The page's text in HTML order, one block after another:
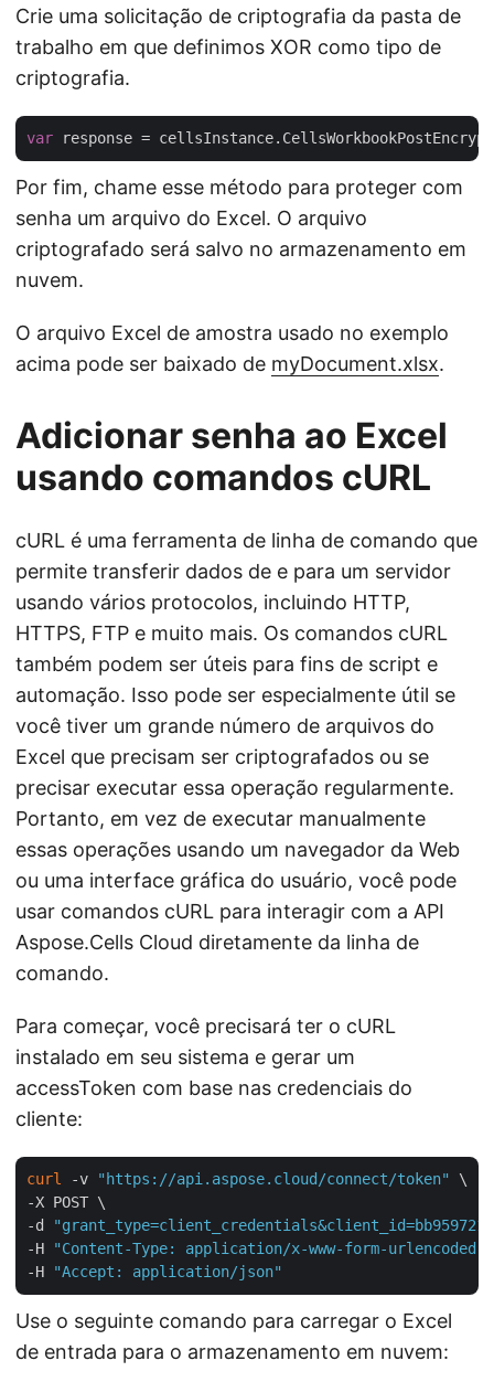
Crie uma solicitação de criptografia da pasta de
trabalho em que definimos XOR como tipo de
criptografia.
var response =
Por fim, chame esse método para proteger com
senha um arquivo do Excel. O arquivo
criptografado será salvo no armazenamento em
nuvem.
O arquivo Excel de amostra usado no exemplo
acima pode ser baixado de myDocument.xlsx.
Adicionar senha ao Excel
usando comandos cURL
cURL é uma ferramenta de linha de comando que
permite transferir dados de e para um servidor
usando vários protocolos, incluindo HTTP,
HTTPS, FTP e muito mais. Os comandos cURL
também podem ser úteis para fins de script e
automação. Isso pode ser especialmente útil se
você tiver um grande número de arquivos do
Excel que precisam ser criptografados ou se
precisar executar essa operação regularmente.
Portanto, em vez de executar manualmente
essas operações usando um navegador da Web
ou uma interface gráfica do usuário, você pode
usar comandos cURL para interagir com a API
Aspose.Cells Cloud diretamente da linha de
comando.
Para começar, você precisará ter o cURL
instalado em seu sistema e gerar um
accessToken com base nas credenciais do
cliente:
curl -v "https://api.aspose.cloud/connect/token"
\
-X POST \
-d
"grant_type=client_credentials&client_id=bb959721-
-H
"Content-Type: application/x-www-form-urlencoded"
-H
"Accept: application/json"
Use o seguinte comando para carregar o Excel
de entrada para o armazenamento em nuvem: